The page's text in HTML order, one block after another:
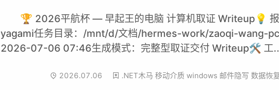
🏆 2026平航杯 — 早起王的电脑 计算机取证 Writeup💡 报
yagami任务目录：/mnt/d/文档/hermes-work/zaoqi-wang-
2026-07-06 07:46生成模式：完整型取证交付 Writeup🛠️ 工
2026.07.06 .NET木马 移动介质 windows 邮件隐写 数据恢